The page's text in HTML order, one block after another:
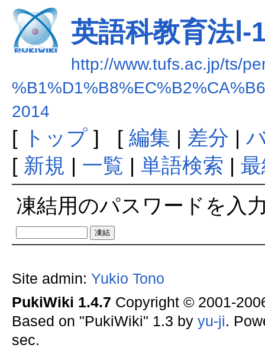
英語科教育法Ⅰ-
http://www.tufs.ac.jp/ts/
2014
[ トップ] [ 編集 | 差分 |
[ 新規 | 一覧 | 単語検索 |
凍結用のパスワードを入
Site admin: Yukio Tono
PukiWiki 1.4.7 Copyright © 2001-
Based on "PukiWiki" 1.3 by yu-ji.
sec.